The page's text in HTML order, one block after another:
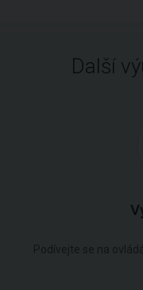
Další
Podívejte se na